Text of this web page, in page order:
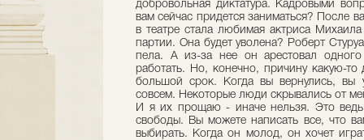
добровольная диктатура. Кадровыми
вам сейчас придется заниматься? После
в театре стала любимая актриса
партии. Она будет уволена? Роберт
пела. А из-за нее он арестовал
работать. Но, конечно, причину какую-
большой срок. Когда вы вернулись, вы
совсем. Некоторые люди скрывались от
И я их прощаю - иначе нельзя. Это
свободы. Вы можете написать все, что
выбирать. Когда он молод, он хочет